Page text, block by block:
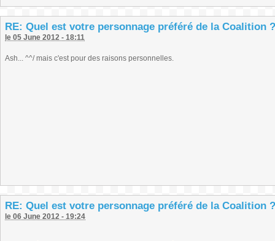
RE: Quel est votre personnage préféré de la Coalition ?
le 05 June 2012 - 18:11
Ash... ^^/ mais c'est pour des raisons personnelles.
RE: Quel est votre personnage préféré de la Coalition ?
le 06 June 2012 - 19:24